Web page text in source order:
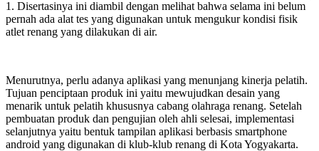
1. Disertasinya ini diambil dengan melihat bahwa selama ini belum
pernah ada alat tes yang digunakan untuk mengukur kondisi fisik
atlet renang yang dilakukan di air.
Menurutnya, perlu adanya aplikasi yang menunjang kinerja pelatih.
Tujuan penciptaan produk ini yaitu mewujudkan desain yang
menarik untuk pelatih khususnya cabang olahraga renang. Setelah
pembuatan produk dan pengujian oleh ahli selesai, implementasi
selanjutnya yaitu bentuk tampilan aplikasi berbasis smartphone
android yang digunakan di klub-klub renang di Kota Yogyakarta.